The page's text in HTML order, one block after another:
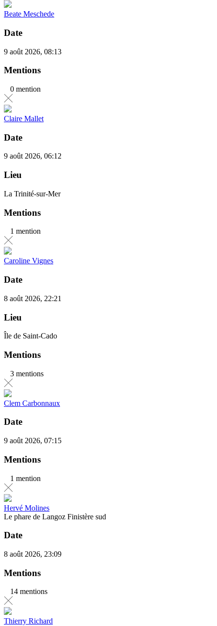
Beate Meschede
Date
9 août 2026, 08:13
Mentions
0 mention
Claire Mallet
Date
9 août 2026, 06:12
Lieu
La Trinité-sur-Mer
Mentions
1 mention
Caroline Vignes
Date
8 août 2026, 22:21
Lieu
Île de Saint-Cado
Mentions
3 mentions
Clem Carbonnaux
Date
9 août 2026, 07:15
Mentions
1 mention
Hervé Molines
Le phare de Langoz Finistère sud
Date
8 août 2026, 23:09
Mentions
14 mentions
Thierry Richard